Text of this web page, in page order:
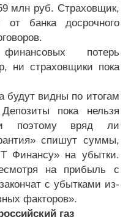
млн руб. Страховщик,
банка досрочного
потерь
ни страховщики пока
будут видны по итогам
пока нельзя
поэтому вряд ли
спишут суммы,
Финансу» на убытки.
на прибыль с
с убытками из-
факторов».
газ